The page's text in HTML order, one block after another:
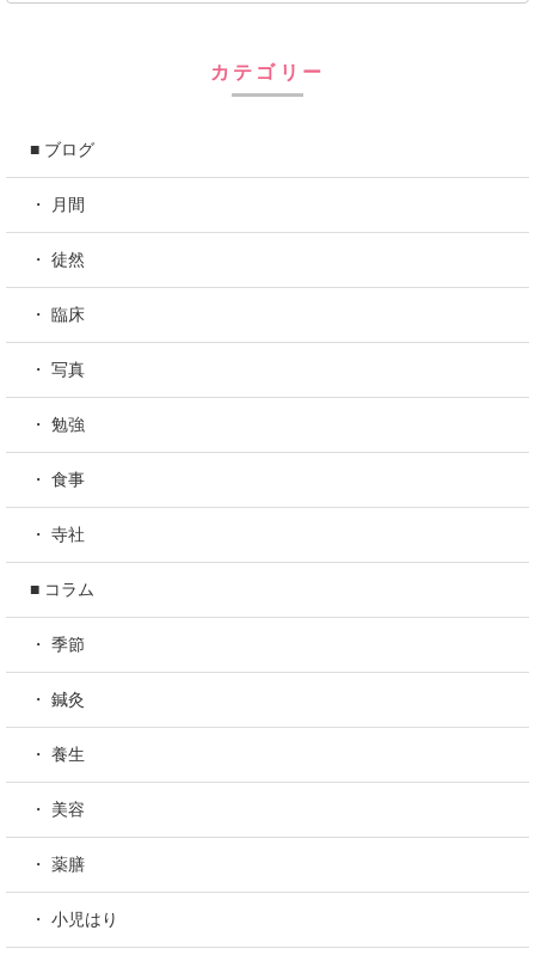
カテゴリー
■ ブログ
・ 月間
・ 徒然
・ 臨床
・ 写真
・ 勉強
・ 食事
・ 寺社
■ コラム
・ 季節
・ 鍼灸
・ 養生
・ 美容
・ 薬膳
・ 小児はり